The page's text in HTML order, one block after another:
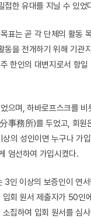
접한 유대를 지닐 수 있었
표는 곧 각 단체의 활동
동을 전개하기 위해 기관
한인의 대변지로서 항일
으며, 하바로프스크를 비
事務所)를 두었고, 회원
의 성인이면 누구나 가
엄선하여 가입시켰다.
3인 이상의 보증인이 연
회 원서 제출자가 50인
집하여 입회 원서를 심